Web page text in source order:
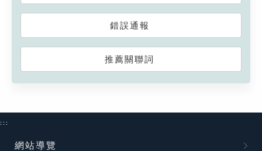
錯誤通報
推薦關聯詞
:::
網站導覽